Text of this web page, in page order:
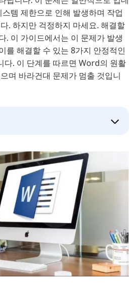
템 제한으로 인해 발생하며 작업
. 하지만 걱정하지 마세요. 해결할
. 이 가이드에서는 이 문제가 발생
를 해결할 수 있는 8가지 안정적인
다. 이 단계를 따르면 Word의 원활
며 바라건대 문제가 멈출 것입니